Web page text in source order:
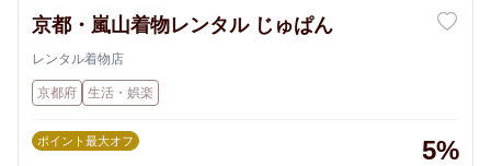
京都・嵐山着物レンタル じゅぱん
レンタル着物店
京都府 生活・娯楽
ポイント最大オフ 5%